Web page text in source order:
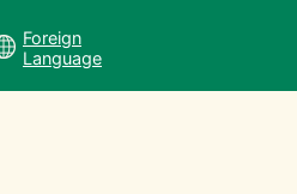
Foreign
Language